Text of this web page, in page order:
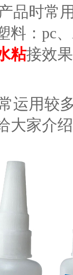
品时常
料： pc
粘接效
运用较
大家介